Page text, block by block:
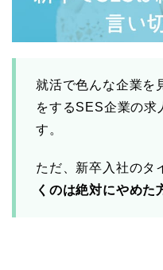
就活で色んな企業を
をするSES企業の求
す。
ただ、新卒入社のタ
くのは絶対にやめた